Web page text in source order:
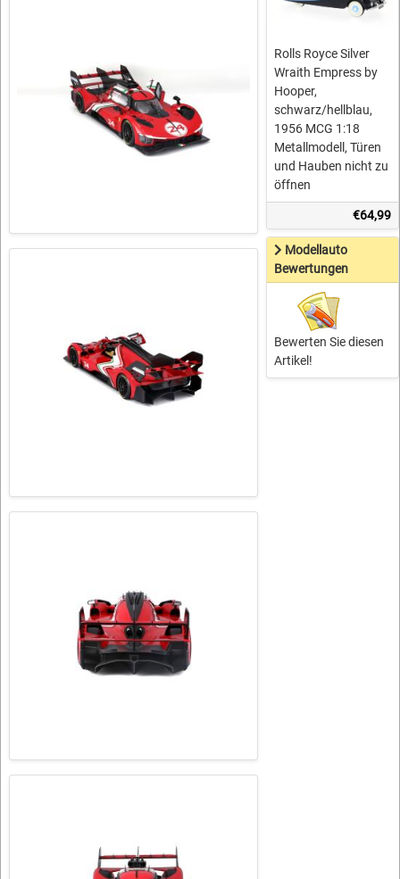
Rolls Royce Silver
Wraith Empress by
Hooper,
schwarz/hellblau,
1956 MCG 1:18
Metallmodell, Türen
und Hauben nicht zu
öffnen
€64,99
Modellauto
Bewertungen
Bewerten Sie diesen
Artikel!